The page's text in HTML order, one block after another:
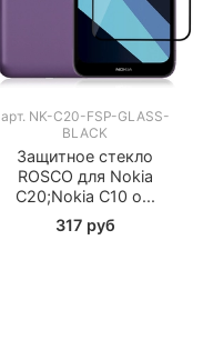
арт. NK-C20-FSP-GLASS-
BLACK
Защитное стекло
ROSCO для Nokia
C20;Nokia C10 о...
317 руб